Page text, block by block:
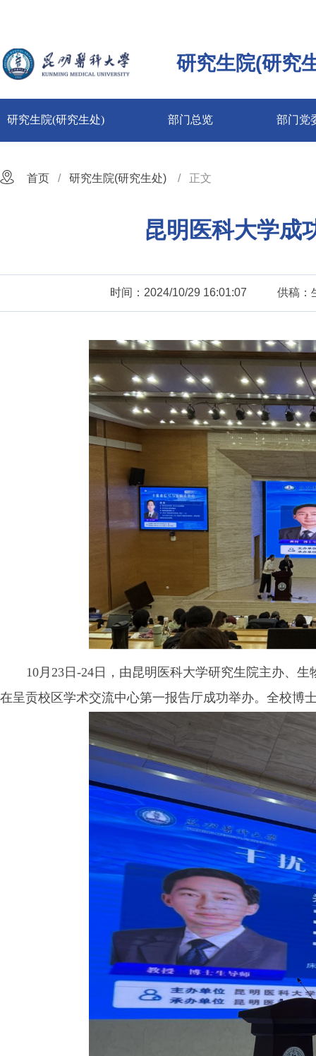
研究生院(研究
研究生院(研究生处) 部门总览 部门党
首页 研究生院(研究生处) 正文
昆明医科大学成
时间：2024/10/29 16:01:07 供稿：
10月23日-24日，由昆明医科大学研究生院主办、
在呈贡校区学术交流中心第一报告厅成功举办。 全校博